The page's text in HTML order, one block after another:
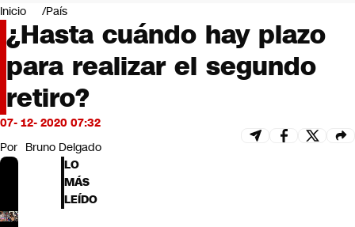
Negocios
Deportes
Programas completos
Cultura
Servicios
Bits
CNN tiempo
Futuro 360
Opinión
Inicio País
¿Hasta cuándo hay plazo
para realizar el segundo
retiro?
07- 12- 2020 07:32
Por Bruno Delgado
LO
MÁS
LEÍDO